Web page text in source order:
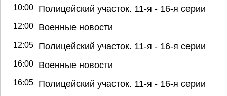
10:00 Полицейский участок. 11-я - 16-я серии
12:00 Военные новости
12:05 Полицейский участок. 11-я - 16-я серии
16:00 Военные новости
16:05 Полицейский участок. 11-я - 16-я серии